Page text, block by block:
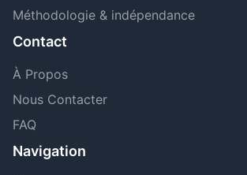
Méthodologie & indépendance
Contact
À Propos
Nous Contacter
FAQ
Navigation